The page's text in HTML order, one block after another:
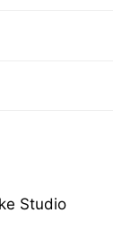
Studio